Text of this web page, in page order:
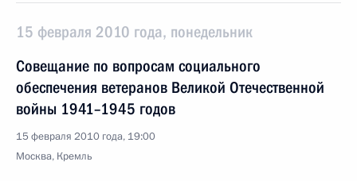
15 февраля 2010 года, понедельник
Совещание по вопросам социального
обеспечения ветеранов Великой Отечественной
войны 1941–1945 годов
15 февраля 2010 года, 19:00
Москва, Кремль